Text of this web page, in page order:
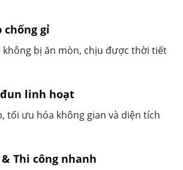
chống gỉ
bị ăn mòn, chịu được thời tiết
linh hoạt
tối ưu hóa không gian và diện tích
Thi công nhanh